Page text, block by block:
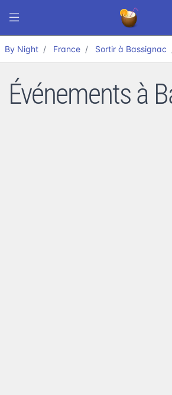
By Night France Sortir à Bassignac
Événements à